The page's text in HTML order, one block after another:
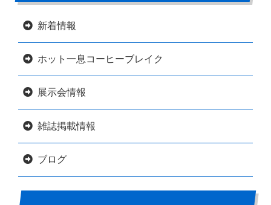
新着情報
ホット一息コーヒーブレイク
展示会情報
雑誌掲載情報
ブログ